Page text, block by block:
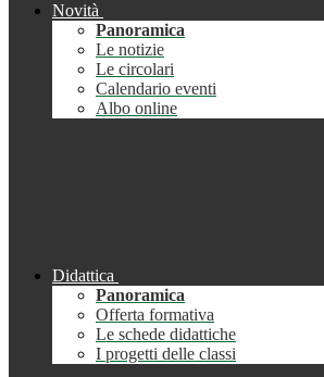
Novità
Panoramica
Le notizie
Le circolari
Calendario eventi
Albo online
Didattica
Panoramica
Offerta formativa
Le schede didattiche
I progetti delle classi